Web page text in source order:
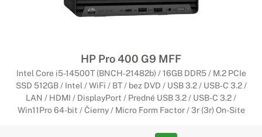
HP Pro 400 G9 MFF
Intel Core i5-14500T (BNCH-21482b) / 16GB DDR5 / M.2 PCIe
SSD 512GB / Intel / WiFi / BT / bez DVD / USB 3.2 / USB-C 3.2 /
LAN / HDMI / DisplayPort / Predné USB 3.2 / USB-C 3.2 /
Win11Pro 64-bit / Čierny / Micro Form Factor / 3r (3r) On-Site